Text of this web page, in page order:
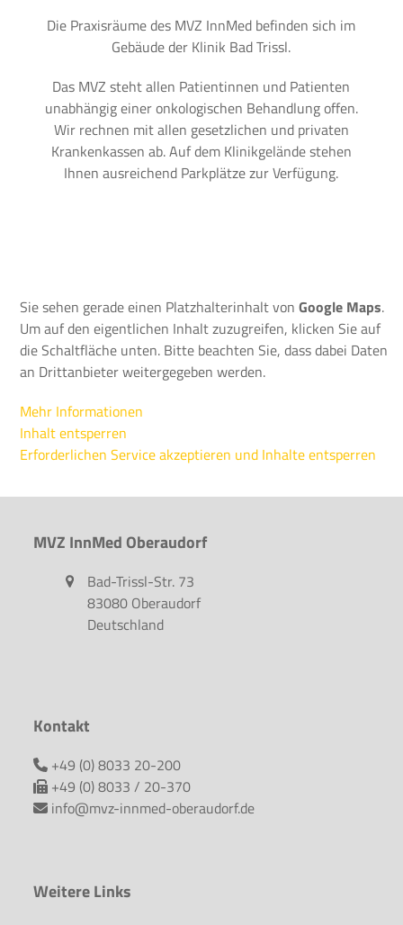
Die Praxisräume des MVZ InnMed befinden sich im
Gebäude der Klinik Bad Trissl.
Das MVZ steht allen Patientinnen und Patienten
unabhängig einer onkologischen Behandlung offen.
Wir rechnen mit allen gesetzlichen und privaten
Krankenkassen ab. Auf dem Klinikgelände stehen
Ihnen ausreichend Parkplätze zur Verfügung.
Sie sehen gerade einen Platzhalterinhalt vonGoogle Maps.
Um auf den eigentlichen Inhalt zuzugreifen, klicken Sie auf
die Schaltfläche unten. Bitte beachten Sie, dass dabei Daten
an Drittanbieter weitergegeben werden.
Mehr Informationen
Inhalt entsperren
Erforderlichen Service akzeptieren und Inhalte entsperren
MVZ InnMed Oberaudorf
Bad-Trissl-Str. 73
83080 Oberaudorf
Deutschland
Kontakt
+49 (0) 8033 20-200
+49 (0) 8033 / 20-370
info@mvz-innmed-oberaudorf.de
Weitere Links